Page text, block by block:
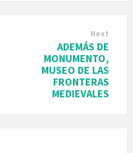
Next
ADEMÁS DE
MONUMENTO,
MUSEO DE LAS
FRONTERAS
MEDIEVALES